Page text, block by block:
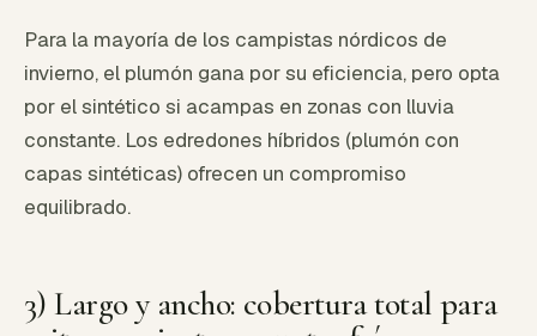
Para la mayoría de los campistas nórdicos de
invierno, el plumón gana por su eficiencia, pero opta
por el sintético si acampas en zonas con lluvia
constante. Los edredones híbridos (plumón con
capas sintéticas) ofrecen un compromiso
equilibrado.
3) Largo y ancho: cobertura total para